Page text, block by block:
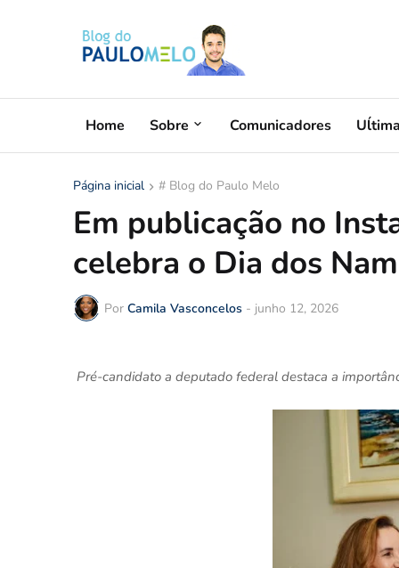
Home Sobre Comunicadores
Página inicial # Blog do Paulo Melo
Em publicação no
celebra o Dia dos
Por Camila Vasconcelos - junho 12, 2026
Pré-candidato a deputado federal destaca a